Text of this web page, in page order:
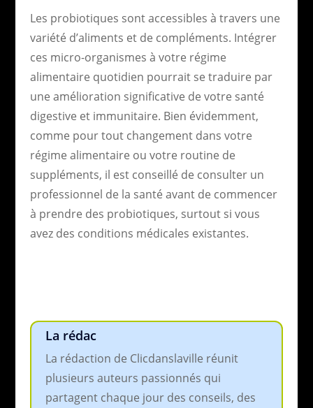
Les probiotiques sont accessibles à travers une
variété d’aliments et de compléments. Intégrer
ces micro-organismes à votre régime
alimentaire quotidien pourrait se traduire par
une amélioration significative de votre santé
digestive et immunitaire. Bien évidemment,
comme pour tout changement dans votre
régime alimentaire ou votre routine de
suppléments, il est conseillé de consulter un
professionnel de la santé avant de commencer
à prendre des probiotiques, surtout si vous
avez des conditions médicales existantes.
La rédac
La rédaction de Clicdanslaville réunit
plusieurs auteurs passionnés qui
partagent chaque jour des conseils, des